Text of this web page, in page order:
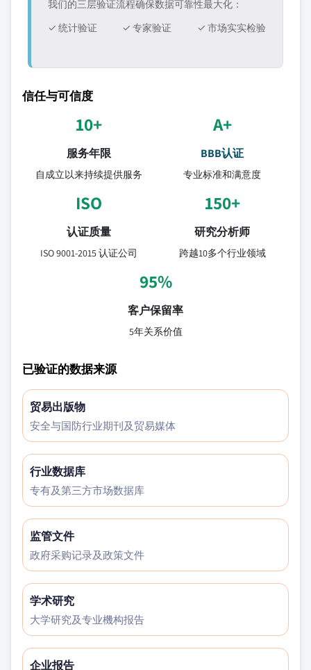
我们的三层验证流程确保数据可靠性最大化：
✓ 统计验证
✓ 专家验证 ✓ 市场实实检验
信任与可信度
10+
服务年限
自成立以来持续提供服务
A+
BBB认证
专业标准和满意度
ISO
认证质量
ISO 9001-2015 认证公司
150+
研究分析师
跨越10多个行业领域
95%
客户保留率
5年关系价值
已验证的数据来源
贸易出版物
安全与国防行业期刊及贸易媒体
行业数据库
专有及第三方市场数据库
监管文件
政府采购记录及政策文件
学术研究
大学研究及专业機构报告
企业报告